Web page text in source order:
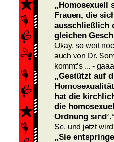
„Homosexuell
Frauen, die
ausschließlich
gleichen
Okay, so weit
auch von Dr.
kommt’s ... -
„Gestützt auf
hat die
die
Ordnung
So. und jetzt
„Sie